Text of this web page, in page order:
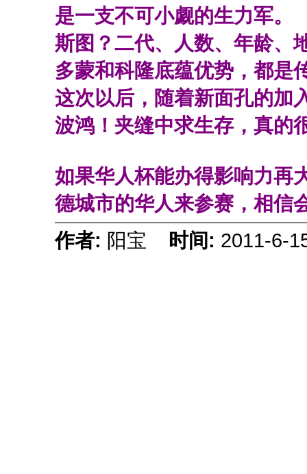
是一支不可小觑的生力军。
斯图？二代、人数、年龄、
多蒙和科隆底蕴优势，都是
这次以后，随着新面孔的加
波鸿！夹缝中求生存，真的
如果华人杯能办得影响力再
德城市的华人来参赛，相信
作者: 阳宝 时间: 2011-6-